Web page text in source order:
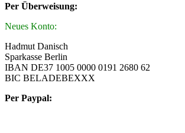
Per Überweisung:
Neues Konto:
Hadmut Danisch
Sparkasse Berlin
IBAN DE37 1005 0000 0191 2680 62
BIC BELADEBEXXX
Per Paypal: